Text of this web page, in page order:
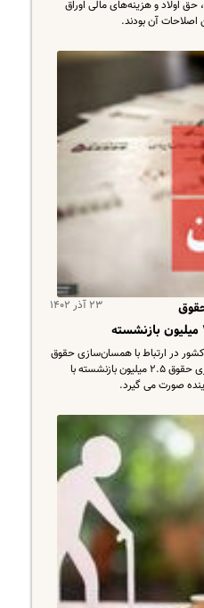
اولاد و هزینه‌های مالی اوراق
آن بودند.
۲۳ آذر ۱۴۰۲
در ارتباط با همسان‌سازی حقوق
بازنشستگان خبر داده شد که متناسب‌سازی حقوق ۲.۵ میلیون بازنشسته با